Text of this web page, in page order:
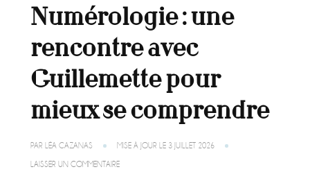
Numérologie : une
rencontre avec
Guillemette pour
mieux se comprendre
PAR LÉA CAZANAS MISE À JOUR LE 3 JUILLET 2026
LAISSER UN COMMENTAIRESUR